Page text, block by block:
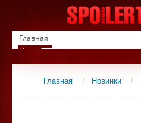
Главная
Новинки
Список фильмов
СериалыГлавная / Новинки /